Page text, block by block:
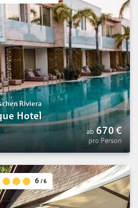
Riviera
Hotel
ab 670€
pro Person
6 /6